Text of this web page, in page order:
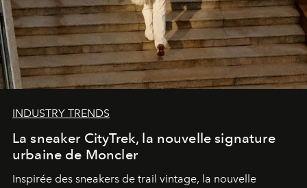
INDUSTRY TRENDS
La sneaker CityTrek, la nouvelle signature
urbaine de Moncler
Inspirée des sneakers de trail vintage, la nouvelle